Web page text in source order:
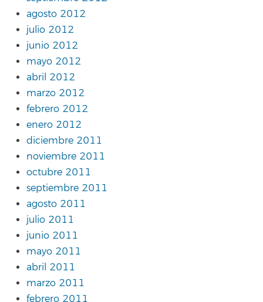
agosto 2012
julio 2012
junio 2012
mayo 2012
abril 2012
marzo 2012
febrero 2012
enero 2012
diciembre 2011
noviembre 2011
octubre 2011
septiembre 2011
agosto 2011
julio 2011
junio 2011
mayo 2011
abril 2011
marzo 2011
febrero 2011